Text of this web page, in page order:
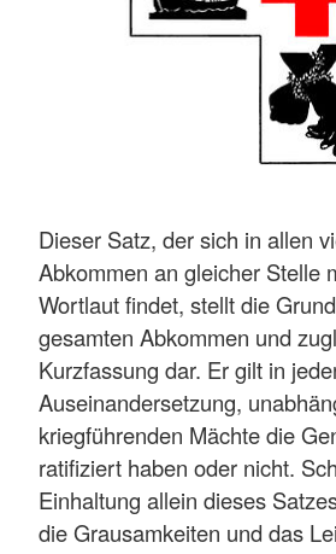
Dieser Satz, der sich in allen
Abkommen an gleicher Stelle
Wortlaut findet, stellt die
gesamten Abkommen und
Kurzfassung dar. Er gilt in
Auseinandersetzung,
kriegführenden Mächte die
ratifiziert haben oder nicht.
Einhaltung allein dieses
die Grausamkeiten und das